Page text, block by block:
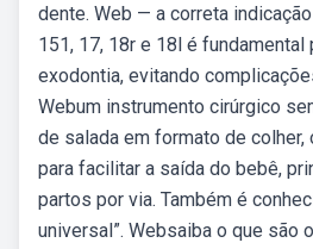
dente. Web — a correta
151, 17, 18r e 18l é
exodontia, evitando
Webum instrumento cirúrgico
de salada em formato de
para facilitar a saída do bebê,
partos por via. Também é
universal”. Websaiba o que são